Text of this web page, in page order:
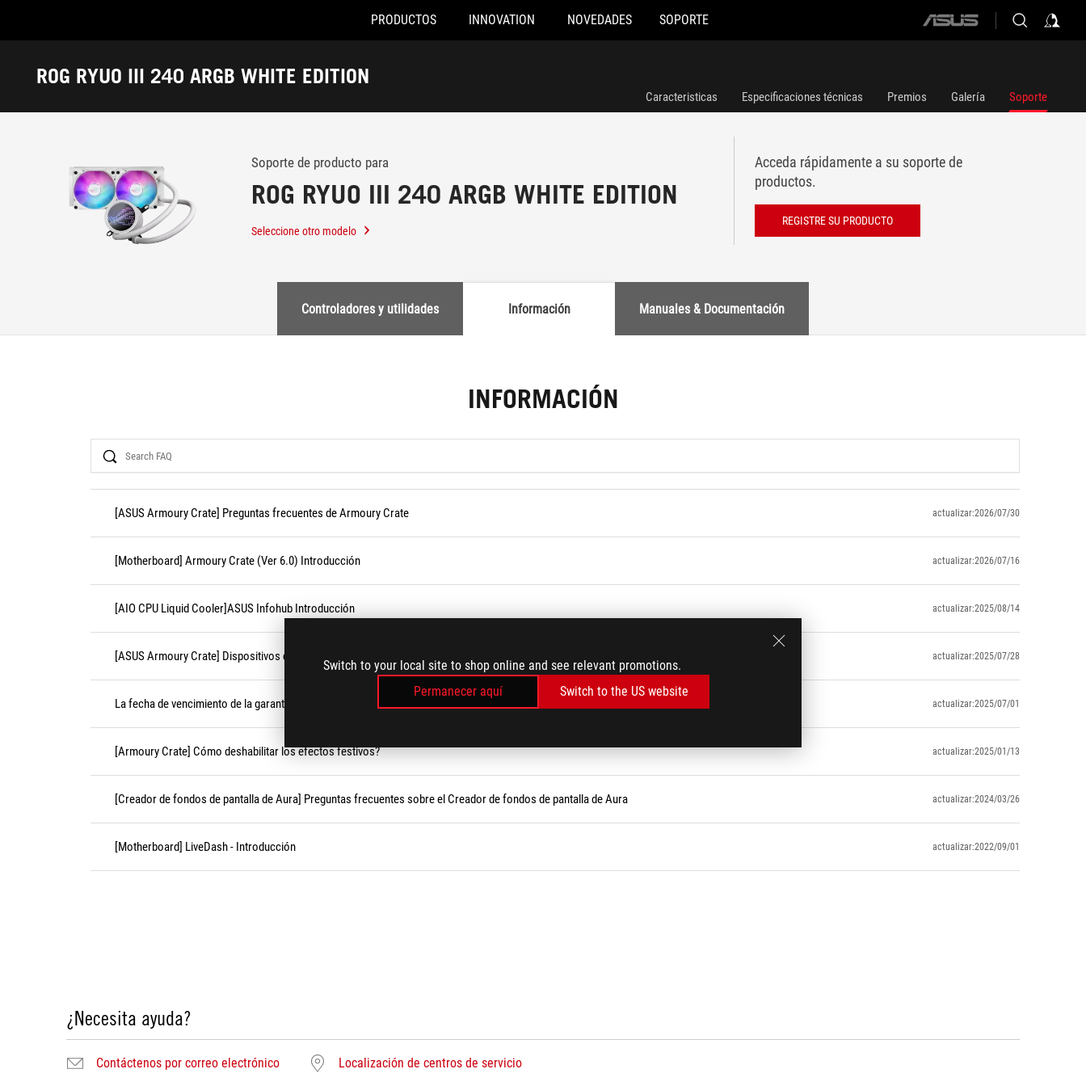
Switch to your local site to shop online and see relevant promotions.
Permanecer aquí
Switch to the US website
Accessibility links
PRODUCTOS INNOVATION NOVEDADES SOPORTE
ASUS
ROG RYUO III 240 ARGB WHITE EDITION
Soporte
Caracteristicas Especificaciones técnicas Premios Galería Soporte
Soporte de producto para
ROG RYUO III 240 ARGB WHITE EDITION
Seleccione otro modelo
Acceda rápidamente a su soporte de
productos.
REGISTRE SU PRODUCTO
Controladores y utilidades Información Manuales & Documentación
INFORMACIÓN
Search
[ASUS Armoury Crate] Preguntas frecuentes de Armoury Crate actualizar:2026/07/30
[Motherboard] Armoury Crate (Ver 6.0) Introducción actualizar:2026/07/16
[AIO CPU Liquid Cooler]ASUS Infohub Introducción actualizar:2025/08/14
[ASUS Armoury Crate] Dispositivos compatibles con Armoury Crate actualizar:2025/07/28
La fecha de vencimiento de la garantía del producto cae en fin de semana o día festivo. actualizar:2025/07/01
[Armoury Crate] Cómo deshabilitar los efectos festivos? actualizar:2025/01/13
[Creador de fondos de pantalla de Aura] Preguntas frecuentes sobre el Creador de fondos de pantalla de Aura actualizar:2024/03/26
[Motherboard] LiveDash - Introducción actualizar:2022/09/01
¿Necesita ayuda?
Contáctenos por correo electrónico Localización de centros de servicio